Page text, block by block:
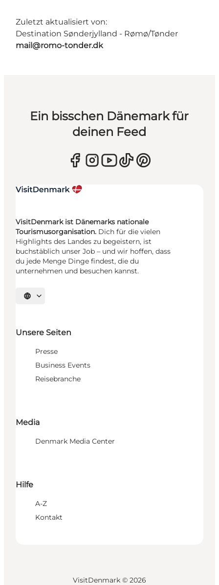
Zuletzt aktualisiert von:
Destination Sønderjylland - Rømø/Tønder
mail@romo-tonder.dk
Ein bisschen Dänemark für
deinen Feed
VisitDenmark ist Dänemarks nationale
Tourismusorganisation. Dich für die vielen
Highlights des Landes zu begeistern, ist
buchstäblich unser Job – und wir hoffen, dass
du jede Menge Dinge findest, die du
unternehmen und besuchen kannst.
Sprache auswählen
Unsere Seiten
Presse
Business Events
Reisebranche
Media
Denmark Media Center
Hilfe
A-Z
Kontakt
VisitDenmark © 2026